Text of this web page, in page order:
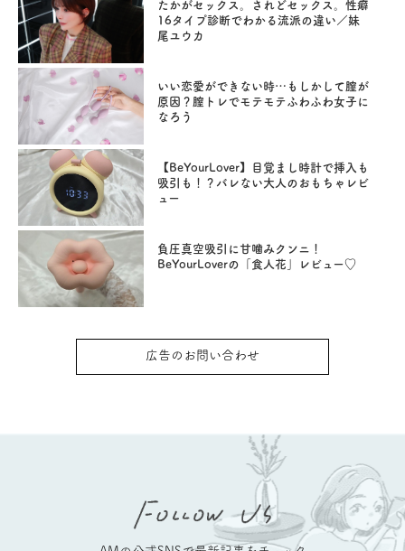
たかがセックス。されどセックス。性癖
16タイプ診断でわかる流派の違い／妹
尾ユウカ
いい恋愛ができない時…もしかして膣が
原因？膣トレでモテモテふわふわ女子に
なろう
【BeYourLover】目覚まし時計で挿入も
吸引も！？バレない大人のおもちゃレビ
ュー
負圧真空吸引に甘噛みクンニ！
BeYourLoverの「食人花」レビュー♡
広告のお問い合わせ